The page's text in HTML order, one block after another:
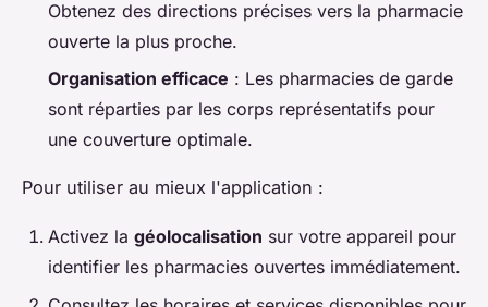
Obtenez des directions précises vers la pharmacie
ouverte la plus proche.
Organisation efficace : Les pharmacies de garde
sont réparties par les corps représentatifs pour
une couverture optimale.
Pour utiliser au mieux l'application :
Activez la géolocalisation sur votre appareil pour
identifier les pharmacies ouvertes immédiatement.